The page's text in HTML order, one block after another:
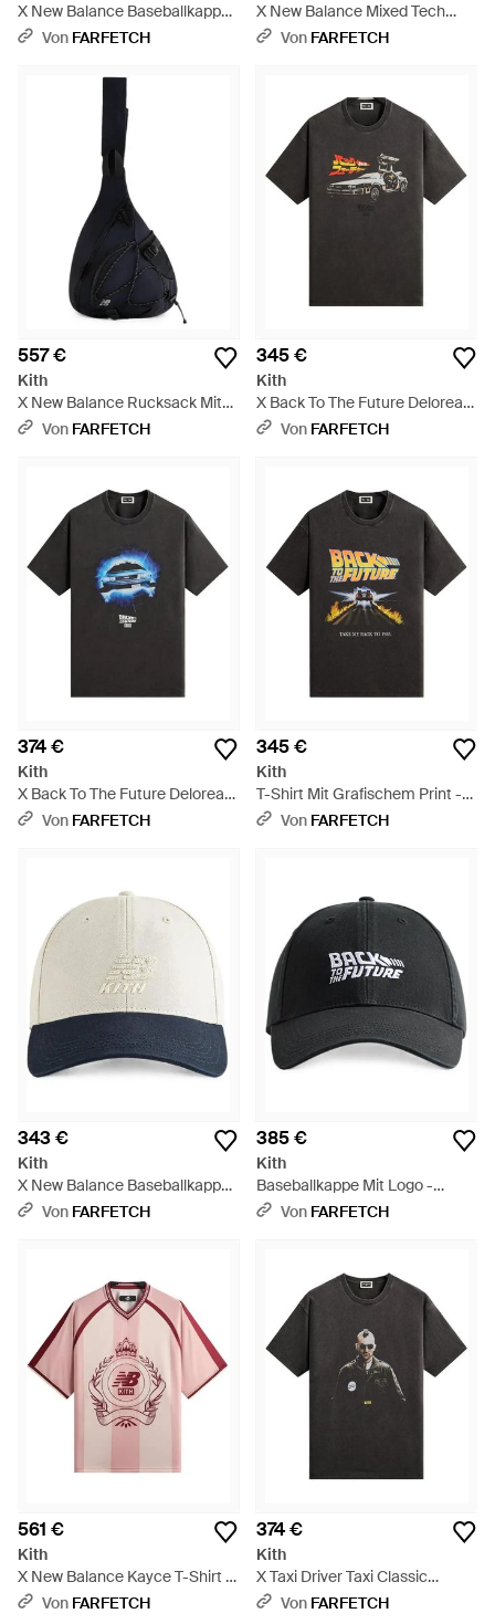
X New Balance Baseballkappe
Aus Gewaschenem Twill - Grün
Von FARFETCH
X New Balance Mixed Tech
Griffey Baseballkappe -
Von FARFETCH
557 €
Kith
X New Balance Rucksack Mit
Logo - Schwarz
Von FARFETCH
345 €
Kith
X Back To The Future Delorean
T-Shirt - Schwarz
Von FARFETCH
374 €
Kith
X Back To The Future Delorean
T-Shirt - Schwarz
Von FARFETCH
345 €
Kith
T-Shirt Mit Grafischem Print -
Schwarz
Von FARFETCH
343 €
Kith
X New Balance Baseballkappe
Aus Gewaschenem Twill - Weiß
Von FARFETCH
385 €
Kith
Baseballkappe Mit Logo -
Schwarz
Von FARFETCH
561 €
Kith
X New Balance Kayce T-Shirt -
PinkVon FARFETCH
374 €
Kith
X Taxi Driver Taxi Classic
Vintage T-Shirt Mit Print -
Von FARFETCH